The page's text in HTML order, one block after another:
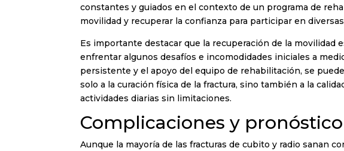
constantes y guiados en el contexto de un programa de
movilidad y recuperar la confianza para participar en
Es importante destacar que la recuperación de la movilidad
enfrentar algunos desafíos e incomodidades iniciales a
persistente y el apoyo del equipo de rehabilitación, se
solo a la curación física de la fractura, sino también a la
actividades diarias sin limitaciones.
Complicaciones y pronóstico
Aunque la mayoría de las fracturas de cubito y radio sanan